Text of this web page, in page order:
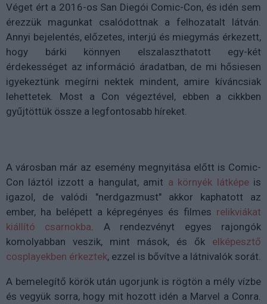
Véget ért a 2016-os San Diegói Comic-Con, és idén sem
érezzük magunkat csalódottnak a felhozatalt látván.
Annyi bejelentés, előzetes, interjú és miegymás érkezett,
hogy bárki könnyen elszalaszthatott egy-két
érdekességet az információ áradatban, de mi hősiesen
igyekeztünk megírni nektek mindent, amire kíváncsiak
lehettetek. Most a Con végeztével, ebben a cikkben
gyűjtöttük össze a legfontosabb híreket.
A városban már az esemény megnyitása előtt is Comic-
Con láztól izzott a hangulat, amit a környék látképeis
igazol, de valódi "nerdgazmust" akkor kaphatott az
ember, ha belépett a képregényes és filmes relikviákat
kiállító csarnokba . A rendezvényt egyes rajongók
komolyabban veszik, mint mások, és ők elképesztő
cosplayekben érkeztek, ezzel is bővítve a látnivalók sorát.
A bemelegítő körök után ugorjunk is rögtön a mély vízbe
és vegyük sorra, hogy mit hozott idén a Marvel a Conra.